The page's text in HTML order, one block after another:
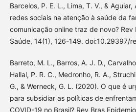
Barcelos, P. E. L., Lima, T. V., &
redes sociais na atenção à saúde da
comunicação online traz de novo? Rev
Saúde, 14(1), 126-149. doi:10.29397/
Barreto, M. L., Barros, A. J. D.,
Hallal, P. R. C., Medronho, R. A.,
G., & Werneck, G. L. (2020). O que é
para subsidiar as políticas de
COVID-19 no Brasil? Rev Bras